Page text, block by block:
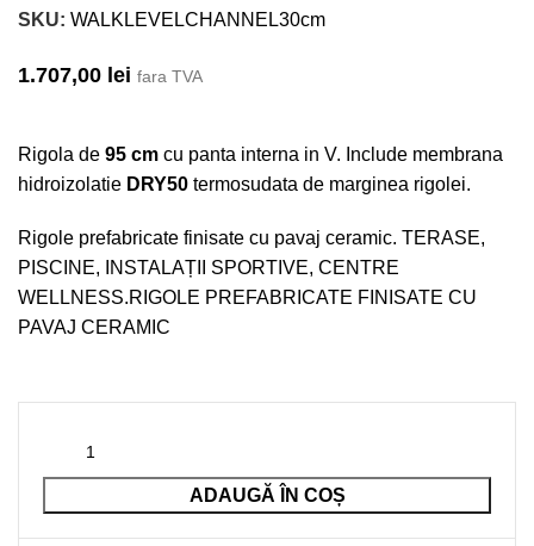
SKU: WALKLEVELCHANNEL30cm
1.707,00 lei fara TVA
Rigola de 95 cm cu panta interna in V. Include membrana
hidroizolatie DRY50 termosudata de marginea rigolei.
Rigole prefabricate finisate cu pavaj ceramic. TERASE,
PISCINE, INSTALAȚII SPORTIVE, CENTRE
WELLNESS.RIGOLE PREFABRICATE FINISATE CU
PAVAJ CERAMIC
ADAUGĂ ÎN COȘ